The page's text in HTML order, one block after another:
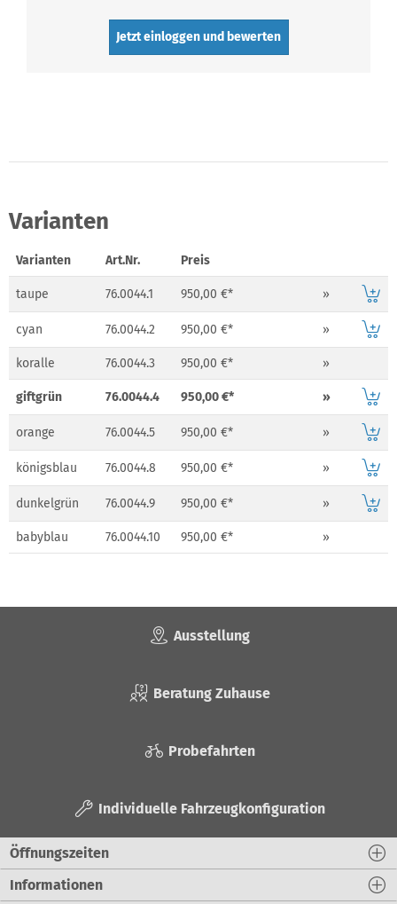
Jetzt einloggen und bewerten
Varianten
Varianten Art.Nr. Preis
taupe 76.0044.1 950,00 €* »
cyan 76.0044.2 950,00 €* »
koralle 76.0044.3 950,00 €* »
giftgrün 76.0044.4 950,00 €* »
orange 76.0044.5 950,00 €* »
königsblau 76.0044.8 950,00 €* »
dunkelgrün 76.0044.9 950,00 €* »
babyblau 76.0044.10 950,00 €* »
Ausstellung
Beratung Zuhause
Probefahrten
Individuelle Fahrzeugkonfiguration
Öffnungszeiten
Informationen